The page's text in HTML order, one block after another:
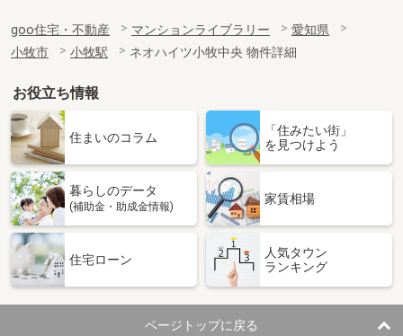
goo住宅・不動産 マンションライブラリー
愛知県
小牧市
小牧駅 ネオハイツ小牧中央 物件詳細
お役立ち情報
住まいのコラム
「住みたい街」
を見つけよう
暮らしのデータ
(補助金・助成金情報)
家賃相場
住宅ローン
人気タウン
ランキング
ページトップに戻る